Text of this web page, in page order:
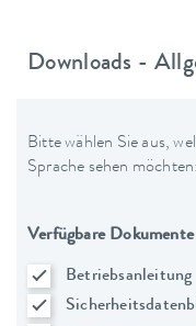
Downloads -
Bitte wählen Sie aus,
Sprache sehen möchten:
Verfügbare Dokumente
Betriebsanleitung